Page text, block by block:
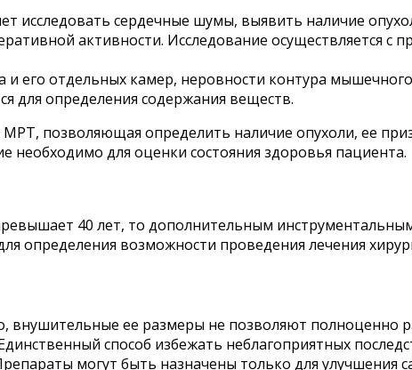
исследовать сердечные шумы, выявить наличие
активности. Исследование осуществляется с
и его отдельных камер, неровности контура
для определения содержания веществ.
позволяющая определить наличие опухоли, ее
для оценки состояния здоровья пациента.
40 лет, то дополнительным
определения возможности проведения лечения
ее размеры не позволяют полноценно
способ избежать неблагоприятных
могут быть назначены только для улучшения